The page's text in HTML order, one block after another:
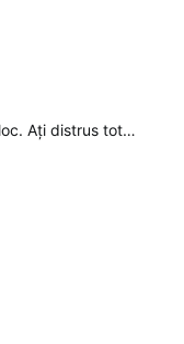
Ați distrus tot…